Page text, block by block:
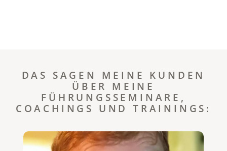
DAS SAGEN MEINE KUNDEN
ÜBER MEINE
FÜHRUNGSSEMINARE,
COACHINGS UND TRAININGS: